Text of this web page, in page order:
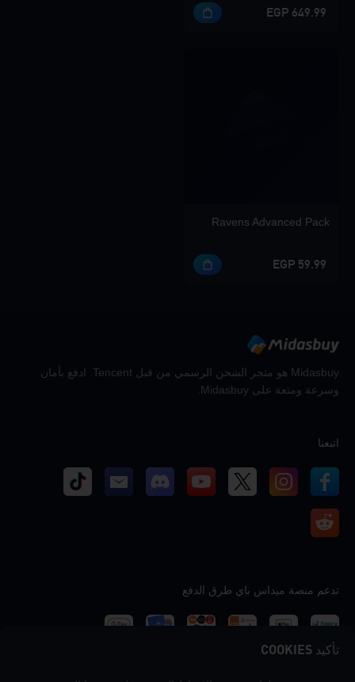
649.99 EGP
Ravens Advanced Pack
59.99 EGP
Midasbuy هو متجر الشحن الرسمي من قبل Tencent. ادفع بأمان
وسرعة ومتعة على Midasbuy.
اتبعنا
تدعم منصة ميداس باي طرق الدفع
تأكيد COOKIES